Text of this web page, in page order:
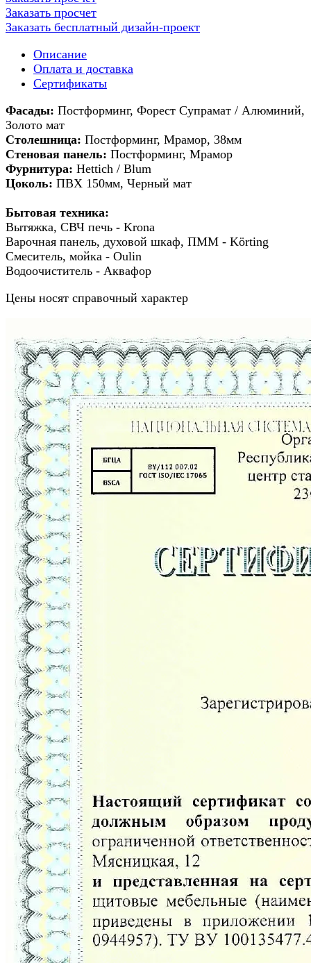
Заказать просчет
Заказать бесплатный дизайн-проект
Описание
Оплата и доставка
Сертификаты
Фасады: Постформинг, Форест Супрамат / Алюминий,
Золото мат
Столешница: Постформинг, Мрамор, 38мм
Стеновая панель: Постформинг, Мрамор
Фурнитура: Hettich / Blum
Цоколь: ПВХ 150мм, Черный мат
Бытовая техника:
Вытяжка, СВЧ печь - Krona
Варочная панель, духовой шкаф, ПММ - Körting
Смеситель, мойка - Oulin
Водоочиститель - Аквафор
Цены носят справочный характер